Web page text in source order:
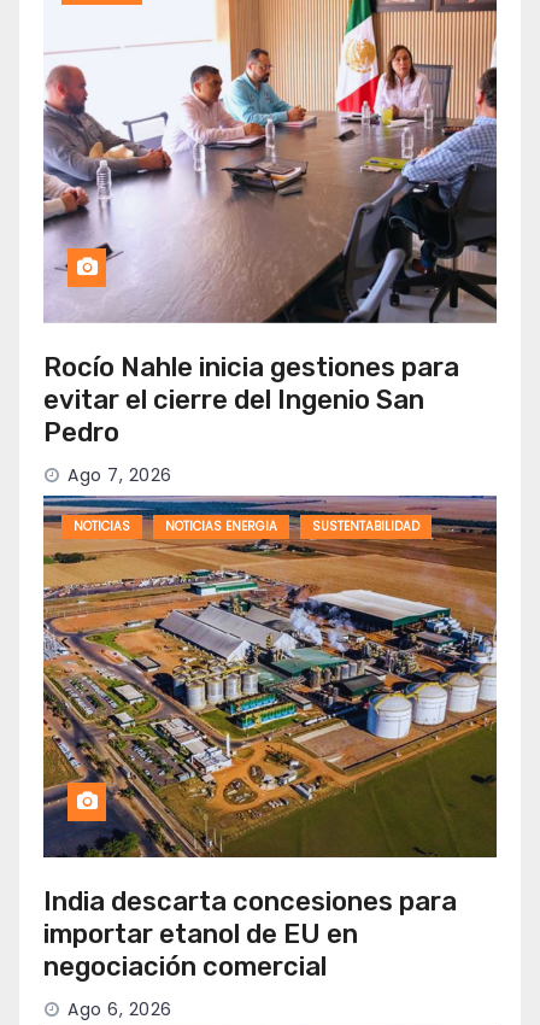
Rocío Nahle inicia gestiones para
evitar el cierre del Ingenio San
Pedro
Ago 7, 2026
NOTICIAS NOTICIAS ENERGIA SUSTENTABILIDAD
India descarta concesiones para
importar etanol de EU en
negociación comercial
Ago 6, 2026